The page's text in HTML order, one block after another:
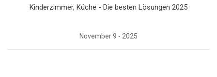
Kinderzimmer, Küche - Die besten Lösungen 2025
November 9 - 2025